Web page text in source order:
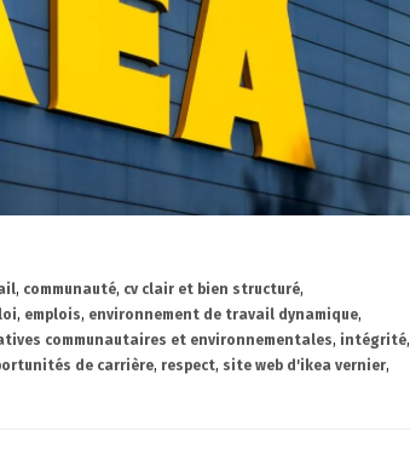
, communauté, cv clair et bien structuré,
, emplois, environnement de travail dynamique,
communautaires et environnementales, intégrité,
de carrière, respect, site web d'ikea vernier,